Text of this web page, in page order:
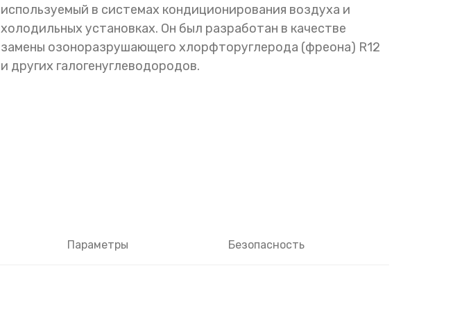
используемый в системах кондиционирования воздуха и
холодильных установках. Он был разработан в качестве
замены озоноразрушающего хлорфторуглерода (фреона) R12
и других галогенуглеводородов.
Параметры Безопасность